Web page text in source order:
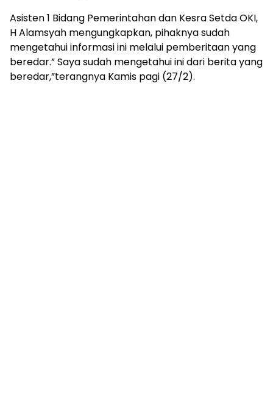
mengandung
unsur
edukasi,
gaya
hidup,
hiburan,
Asisten 1 Bidang Pemerintahan dan Kesra Setda OKI,
H Alamsyah mengungkapkan, pihaknya sudah
mengetahui informasi ini melalui pemberitaan yang
beredar.” Saya sudah mengetahui ini dari berita yang
beredar,”terangnya Kamis pagi (27/2).